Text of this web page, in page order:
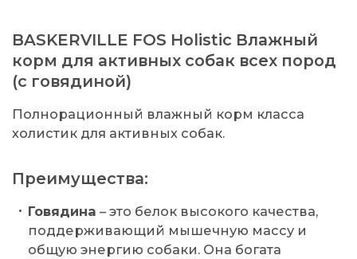
BASKERVILLE FOS Holistic Влажный
корм для активных собак всех пород
(с говядиной)
Полнорационный влажный корм класса
холистик для активных собак.
Преимущества:
Говядина – это белок высокого качества,
поддерживающий мышечную массу и
общую энергию собаки. Она богата